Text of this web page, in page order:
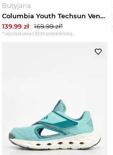
Butyjana
Columbia Youth Techsun Vent Sandal 1594631426, Dla chłopca, Niebieskie, sandały, tkanina, rozmiar: 32
139.99 zł 169.99zł*
*najniższa cena z 30 dni przed obniżką